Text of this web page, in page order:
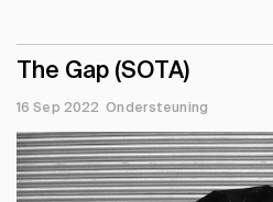
The Gap (SOTA)
16 Sep 2022 Ondersteuning